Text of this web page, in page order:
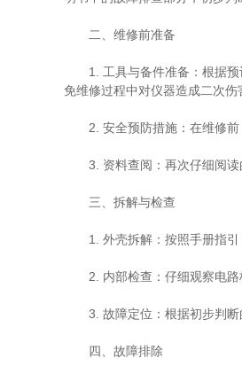
二、维修前准备
1. 工具与备件准备：根据预
免维修过程中对仪器造成二次伤
2. 安全预防措施：在维修前
3. 资料查阅：再次仔细阅读
三、拆解与检查
1. 外壳拆解：按照手册指引
2. 内部检查：仔细观察电路
3. 故障定位：根据初步判断的
四、故障排除